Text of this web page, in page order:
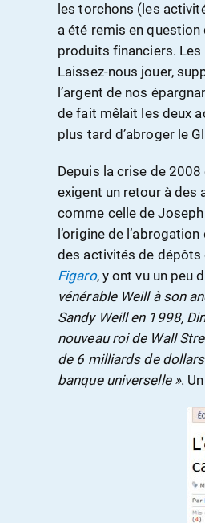
les torchons (les
a été remis en
produits financiers.
Laissez-nous jouer,
l’argent de nos
de fait mêlait les deux
plus tard d’abroger le
Depuis la crise de
exigent un retour à des
comme celle de Joseph
l’origine de
des activités de dépôts
Figaro, y ont vu un peu
vénérable Weill à son
Sandy Weill en 1998,
nouveau roi de Wall
de 6 milliards de
banque universelle ».